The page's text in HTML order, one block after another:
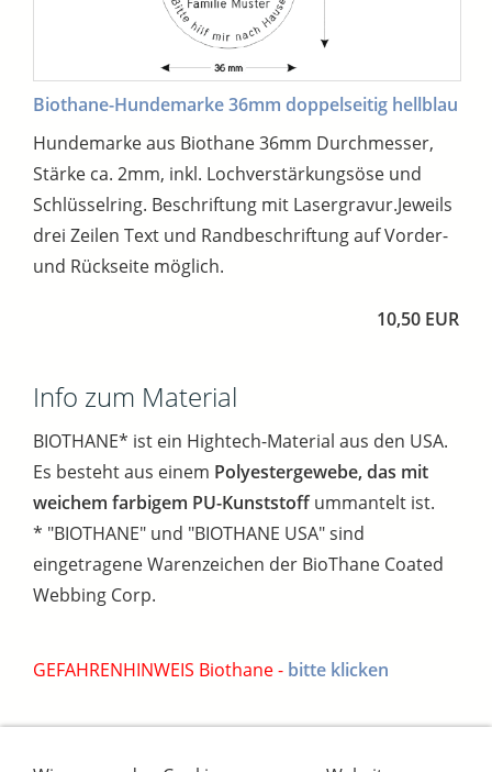
Biothane-Hundemarke 36mm doppelseitig hellblau
Hundemarke aus Biothane 36mm Durchmesser,
Stärke ca. 2mm, inkl. Lochverstärkungsöse und
Schlüsselring. Beschriftung mit Lasergravur.Jeweils
drei Zeilen Text und Randbeschriftung auf Vorder-
und Rückseite möglich.
10,50 EUR
Info zum Material
BIOTHANE* ist ein Hightech-Material aus den USA.
Es besteht aus einem Polyestergewebe, das mit
weichem farbigem PU-Kunststoffummantelt ist.
* "BIOTHANE" und "BIOTHANE USA" sind
eingetragene Warenzeichen der BioThane Coated
Webbing Corp.
GEFAHRENHINWEIS Biothane - bitte klicken